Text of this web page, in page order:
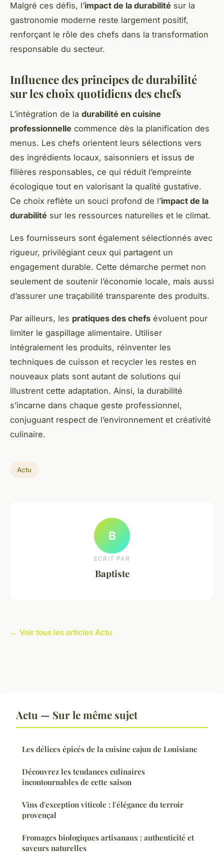
Malgré ces défis, l’impact de la durabilité sur la
gastronomie moderne reste largement positif,
renforçant le rôle des chefs dans la transformation
responsable du secteur.
Influence des principes de durabilité
sur les choix quotidiens des chefs
L’intégration de la durabilité en cuisine
professionnelle commence dès la planification des
menus. Les chefs orientent leurs sélections vers
des ingrédients locaux, saisonniers et issus de
filières responsables, ce qui réduit l’empreinte
écologique tout en valorisant la qualité gustative.
Ce choix reflète un souci profond de l’impact de la
durabilité sur les ressources naturelles et le climat.
Les fournisseurs sont également sélectionnés avec
rigueur, privilégiant ceux qui partagent un
engagement durable. Cette démarche permet non
seulement de soutenir l’économie locale, mais aussi
d’assurer une traçabilité transparente des produits.
Par ailleurs, les pratiques des chefs évoluent pour
limiter le gaspillage alimentaire. Utiliser
intégralement les produits, réinventer les
techniques de cuisson et recycler les restes en
nouveaux plats sont autant de solutions qui
illustrent cette adaptation. Ainsi, la durabilité
s’incarne dans chaque geste professionnel,
conjuguant respect de l’environnement et créativité
culinaire.
Actu
B
ECRIT PAR
Baptiste
← Voir tous les articles Actu
Actu — Sur le même sujet
Les délices épicés de la cuisine cajun de Louisiane
Découvrez les tendances culinaires
incontournables de cette saison
Vins d'exception viticole : l'élégance du terroir
provençal
Fromages biologiques artisanaux : authenticité et
saveurs naturelles